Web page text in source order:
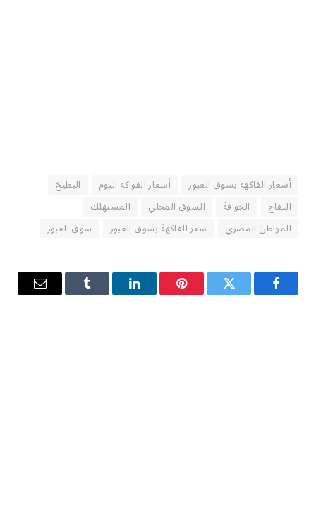
أسعار الفاكهة بسوق العبور أسعار الفواكه اليوم
البطيخ
التفاح
الجوافة السوق المحلي
المستهلك
المواطن المصري
سعر الفاكهة بسوق العبور سوق العبور
فيسبوك تويتر بينتيريستلينكدإن Tumblr
البريد